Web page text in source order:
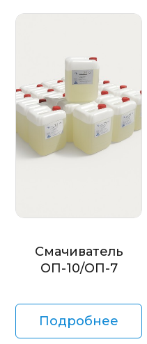
Смачиватель
ОП-10/ОП-7
Подробнее